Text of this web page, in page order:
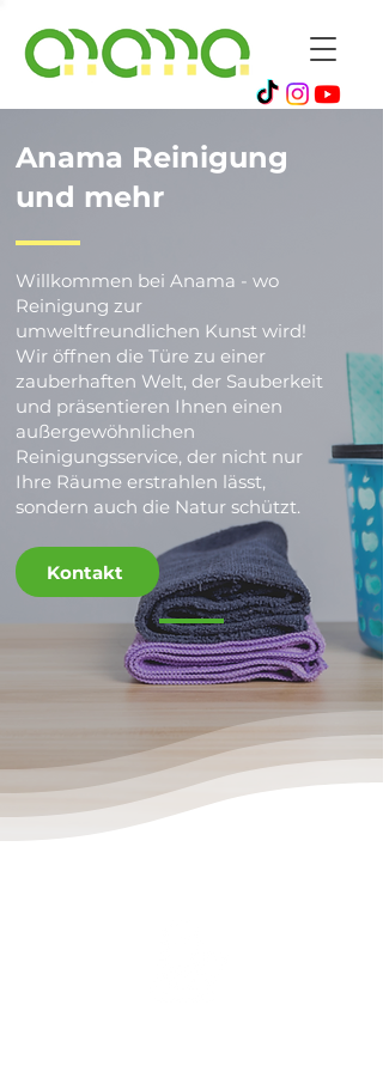
Anama Reinigung
und mehr
Willkommen bei Anama - wo
Reinigung zur
umweltfreundlichen Kunst wird!
Wir öffnen die Türe zu einer
zauberhaften Welt, der Sauberkeit
und präsentieren Ihnen einen
außergewöhnlichen
Reinigungsservice, der nicht nur
Ihre Räume erstrahlen lässt,
sondern auch die Natur schützt.
Kontakt